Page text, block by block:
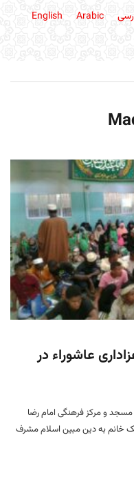
English Arabic
عاشوراء در
مسجد و مرکز فرهنگی امام رضا
یک خانم به دین مبین اسلام مشرف